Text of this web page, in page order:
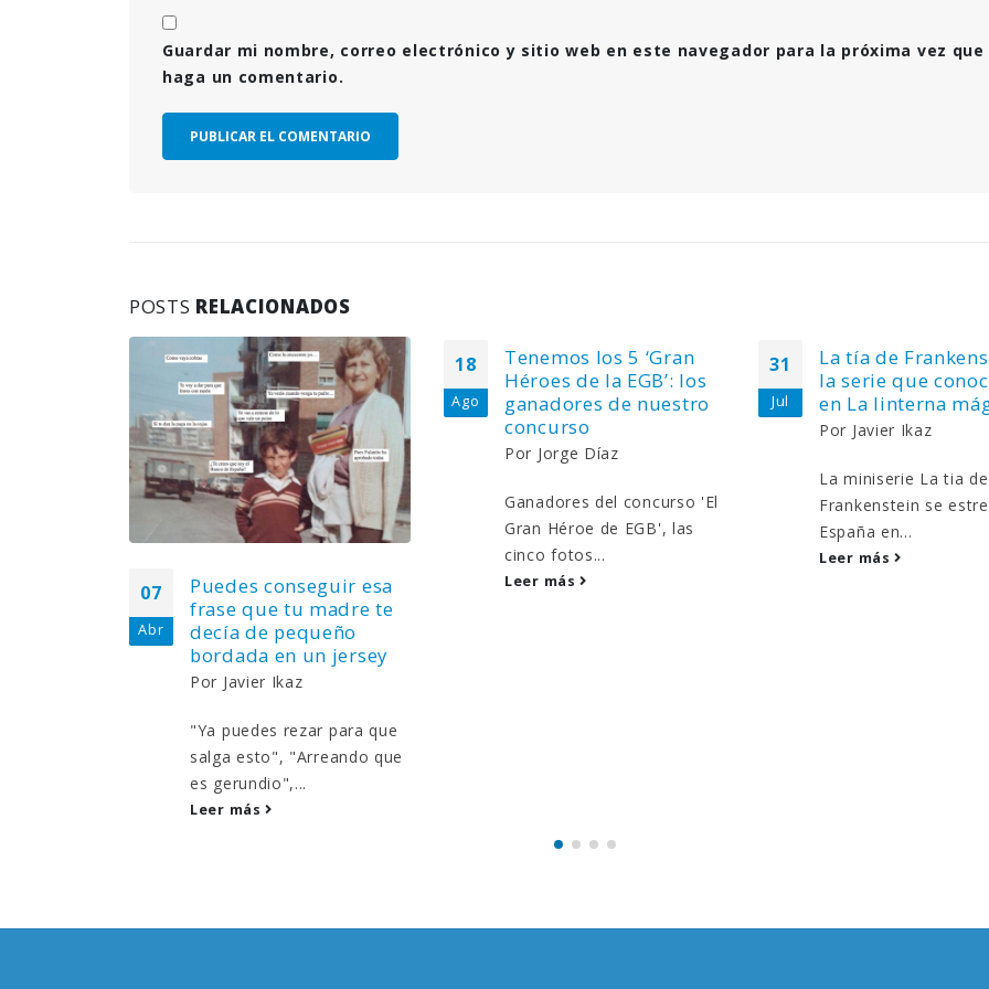
Guardar mi nombre, correo electrónico y sitio web en este navegador para la próxima vez que
haga un comentario.
POSTS RELACIONADOS
07
Abr
Puedes conseguir esa
frase que tu madre te
decía de pequeño
bordada en un jersey
Por Javier Ikaz
"Ya puedes rezar para que
salga esto", "Arreando que
es gerundio",...
Leer más
18
Ago
Tenemos los 5 ‘Gran
Héroes de la EGB’: los
ganadores de nuestro
concurso
Por Jorge Díaz
Ganadores del concurso 'El
Gran Héroe de EGB', las
cinco fotos...
Leer más
31
Jul
La tía de
la serie que
en La linterna
Por Javier Ikaz
La miniserie La tia de
Frankenstein se
España en...
Leer más